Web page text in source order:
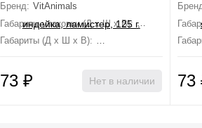
Бренд: VitAnimals
Габариты упаковки (Д х Ш х В): 8 см×8 см×3
Габариты (Д х Ш х В): 8 см×8 см×3 см
73 ₽ Нет в наличии 73